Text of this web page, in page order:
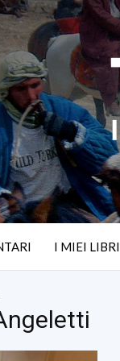
I MIEI LIBRI